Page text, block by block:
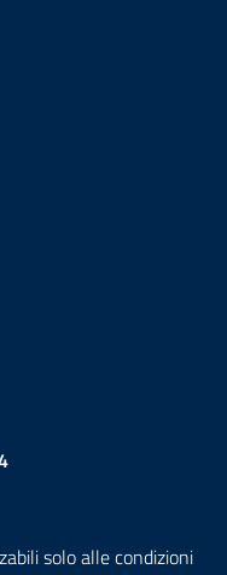
solo alle condizioni